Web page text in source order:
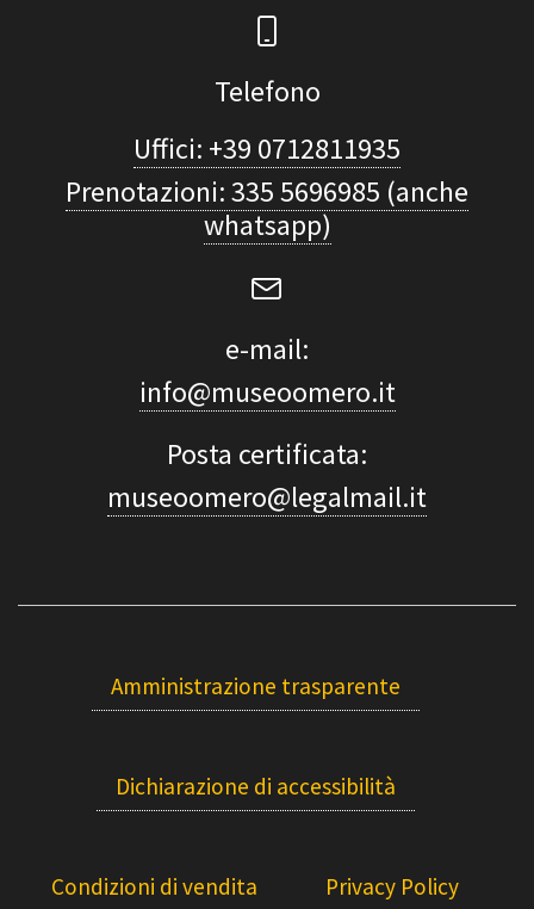
Telefono
Uffici: +39 0712811935
Prenotazioni: 335 5696985 (anche
whatsapp)
e-mail:
info@museoomero.it
Posta certificata:
museoomero@legalmail.it
Amministrazione trasparente
Dichiarazione di accessibilità
Condizioni di vendita Privacy Policy